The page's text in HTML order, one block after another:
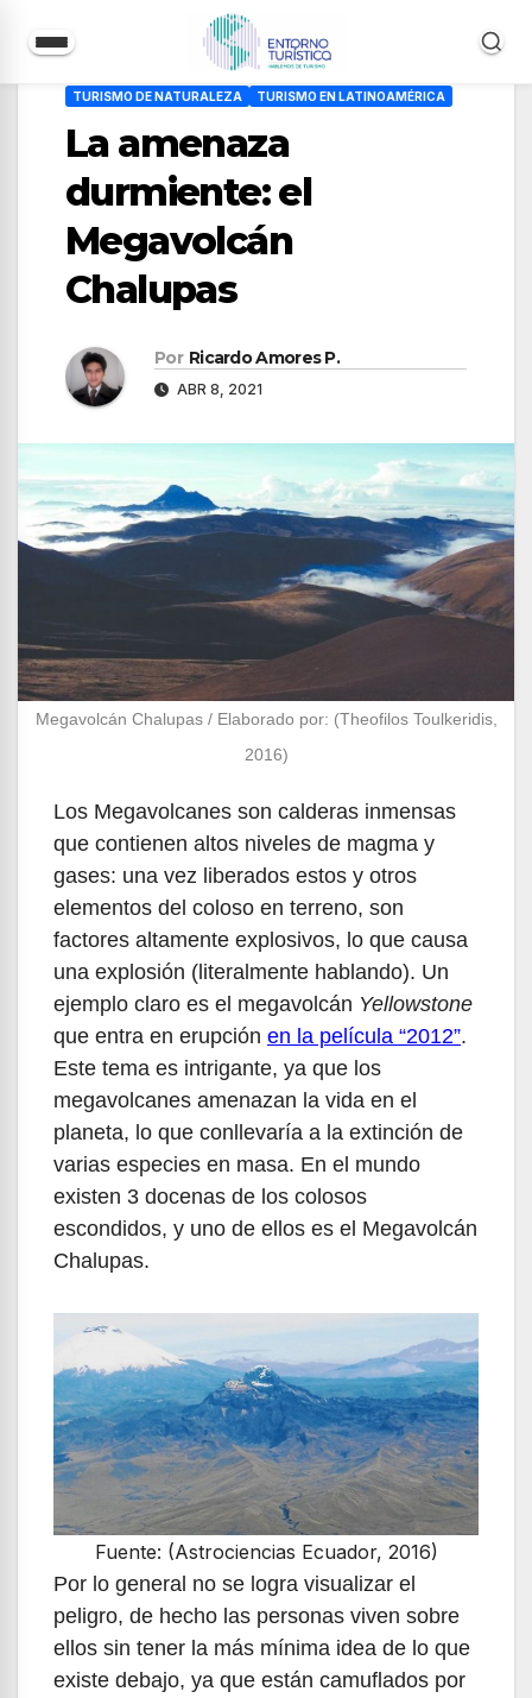
TURISMO DE NATURALEZA TURISMO EN LATINOAMÉRICA
La amenaza
durmiente: el
Megavolcán
Chalupas
Por Ricardo Amores P.
ABR 8, 2021
Megavolcán Chalupas / Elaborado por: (Theofilos Toulkeridis,
2016)
Los Megavolcanes son calderas inmensas
que contienen altos niveles de magma y
gases: una vez liberados estos y otros
elementos del coloso en terreno, son
factores altamente explosivos, lo que causa
una explosión (literalmente hablando). Un
ejemplo claro es el megavolcán Yellowstone
que entra en erupción en la película “2012”.
Este tema es intrigante, ya que los
megavolcanes amenazan la vida en el
planeta, lo que conllevaría a la extinción de
varias especies en masa. En el mundo
existen 3 docenas de los colosos
escondidos, y uno de ellos es el Megavolcán
Chalupas.
Fuente: (Astrociencias Ecuador, 2016)
Por lo general no se logra visualizar el
peligro, de hecho las personas viven sobre
ellos sin tener la más mínima idea de lo que
existe debajo, ya que están camuflados por